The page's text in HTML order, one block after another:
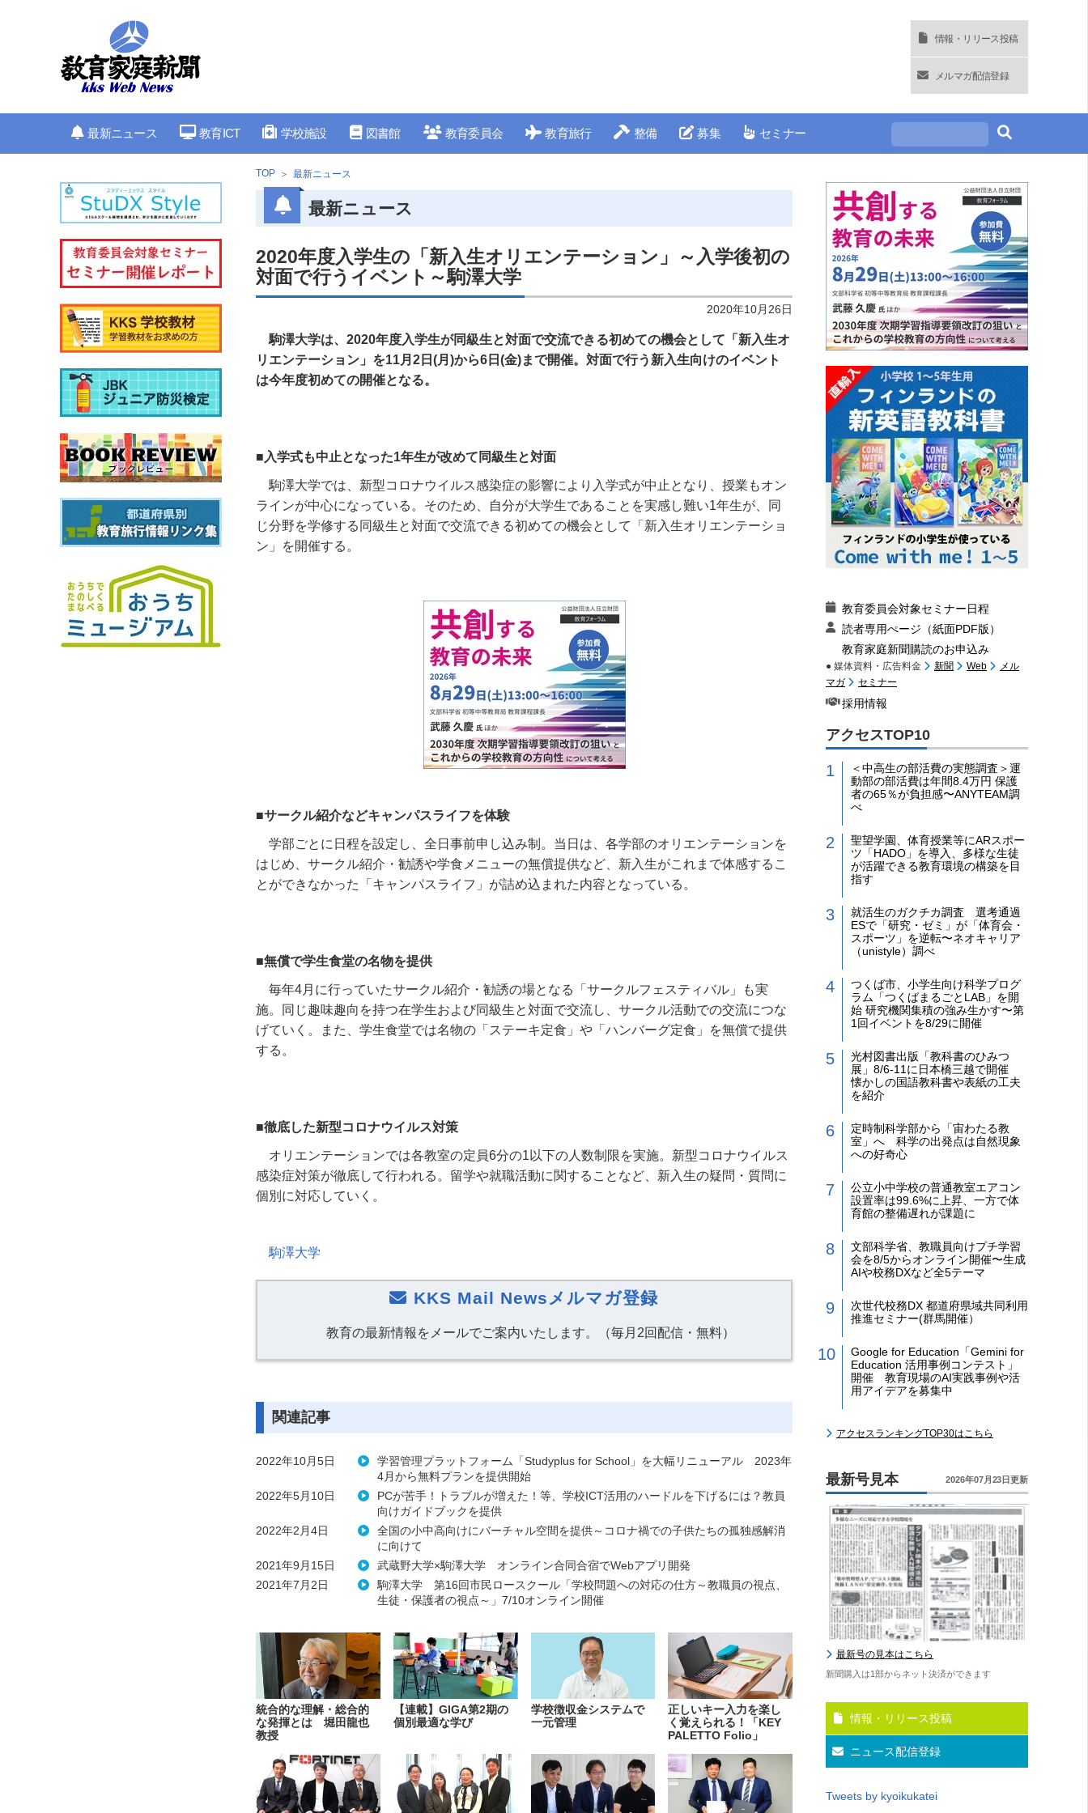
情報・リリース投稿
メルマガ配信登録
最新ニュース 教育ICT 学校施設 図書館 教育委員会 教育旅行 整備 募集 セミナー
TOP 最新ニュース
最新ニュース
2020年度入学生の「新入生オリエンテーション」～入学後初の
対面で行うイベント～駒澤大学
2020年10月26日
駒澤大学は、2020年度入学生が同級生と対面で交流できる初めての機会として「新入生オ
リエンテーション」を11月2日(月)から6日(金)まで開催。対面で行う新入生向けのイベント
は今年度初めての開催となる。
■入学式も中止となった1年生が改めて同級生と対面
駒澤大学では、新型コロナウイルス感染症の影響により入学式が中止となり、授業もオン
ラインが中心になっている。そのため、自分が大学生であることを実感し難い1年生が、同
じ分野を学修する同級生と対面で交流できる初めての機会として「新入生オリエンテーショ
ン」を開催する。
■サークル紹介などキャンパスライフを体験
学部ごとに日程を設定し、全日事前申し込み制。当日は、各学部のオリエンテーションを
はじめ、サークル紹介・勧誘や学食メニューの無償提供など、新入生がこれまで体感するこ
とができなかった「キャンパスライフ」が詰め込まれた内容となっている。
■無償で学生食堂の名物を提供
毎年4月に行っていたサークル紹介・勧誘の場となる「サークルフェスティバル」も実
施。同じ趣味趣向を持つ在学生および同級生と対面で交流し、サークル活動での交流につな
げていく。また、学生食堂では名物の「ステーキ定食」や「ハンバーグ定食」を無償で提供
する。
■徹底した新型コロナウイルス対策
オリエンテーションでは各教室の定員6分の1 以下の人数制限を実施。新型コロナウイルス
感染症対策が徹底して行われる。留学や就職活動に関することなど、新入生の疑問・質問に
個別に対応していく。
駒澤大学
KKS Mail Newsメルマガ登録
教育の最新情報をメールでご案内いたします。（毎月2回配信・無料）
関連記事
2022年10月5日
学習管理プラットフォーム「Studyplus for School」を大幅リニューアル 2023年
4月から無料プランを提供開始
2022年5月10日
PCが苦手！トラブルが増えた！等、学校ICT活用のハードルを下げるには？教員
向けガイドブックを提供
2022年2月4日
全国の小中高向けにバーチャル空間を提供～コロナ禍での子供たちの孤独感解消
に向けて
2021年9月15日
武蔵野大学×駒澤大学 オンライン合同合宿でWebアプリ開発
2021年7月2日
駒澤大学 第16回市民ロースクール「学校問題への対応の仕方～教職員の視点、
生徒・保護者の視点～」7/10オンライン開催
統合的な理解・総合的
な発揮とは 堀田龍也
教授
【連載】GIGA第2期の
個別最適な学び
学校徴収金システムで
一元管理
正しいキー入力を楽し
く覚えられる！「KEY
PALETTO Folio」
教育委員会対象セミナー日程
読者専用ぺージ（紙面PDF版）
教育家庭新聞購読のお申込み
● 媒体資料・広告料金 新聞 Web
メル
マガ
セミナー
採用情報
アクセスTOP10
＜中高生の部活費の実態調査＞運
動部の部活費は年間8.4万円 保護
者の65％が負担感〜ANYTEAM調
べ
聖望学園、体育授業等にARスポー
ツ「HADO」を導入、多様な生徒
が活躍できる教育環境の構築を目
指す
就活生のガクチカ調査 選考通過
ESで「研究・ゼミ」が「体育会・
スポーツ」を逆転〜ネオキャリア
（unistyle）調べ
つくば市、小学生向け科学プログ
ラム「つくばまるごとLAB」を開
始 研究機関集積の強み生かす〜第
1回イベントを8/29に開催
光村図書出版「教科書のひみつ
展」8/6-11に日本橋三越で開催
懐かしの国語教科書や表紙の工夫
を紹介
定時制科学部から「宙わたる教
室」へ 科学の出発点は自然現象
への好奇心
公立小中学校の普通教室エアコン
設置率は99.6%に上昇、一方で体
育館の整備遅れが課題に
文部科学省、教職員向けプチ学習
会を8/5からオンライン開催〜生成
AIや校務DXなど全5テーマ
次世代校務DX 都道府県域共同利用
推進セミナー(群馬開催）
Google for Education「Gemini for
Education 活用事例コンテスト」
開催 教育現場のAI実践事例や活
用アイデアを募集中
アクセスランキングTOP30はこちら
最新号見本 2026年07月23日更新
最新号の見本はこちら
新聞購入は1部からネット決済ができます
情報・リリース投稿
ニュース配信登録
Tweets by kyoikukatei